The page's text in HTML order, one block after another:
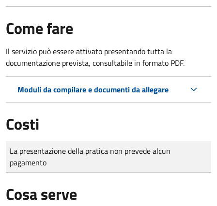
Come fare
Il servizio può essere attivato presentando tutta la
documentazione prevista, consultabile in formato PDF.
Moduli da compilare e documenti da allegare
Costi
Tipo di pagamento
Importo
La presentazione della pratica non prevede alcun
pagamento
Cosa serve